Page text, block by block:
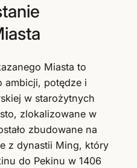
Miasta to
ambicji, potędze i
w starożytnych
zlokalizowane w
zbudowane na
z dynastii Ming, który
do Pekinu w 1406